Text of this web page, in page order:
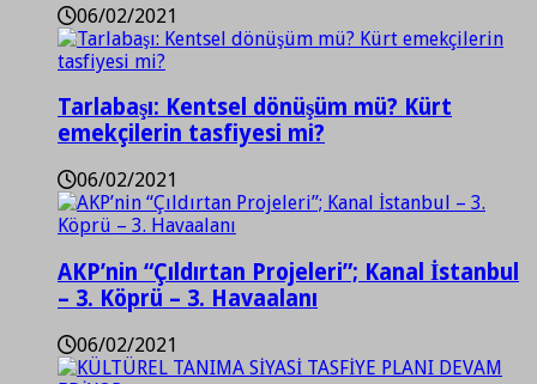
06/02/2021
Tarlabaşı: Kentsel dönüşüm mü? Kürt
emekçilerin tasfiyesi mi?
06/02/2021
AKP’nin “Çıldırtan Projeleri”; Kanal İstanbul
– 3. Köprü – 3. Havaalanı
06/02/2021